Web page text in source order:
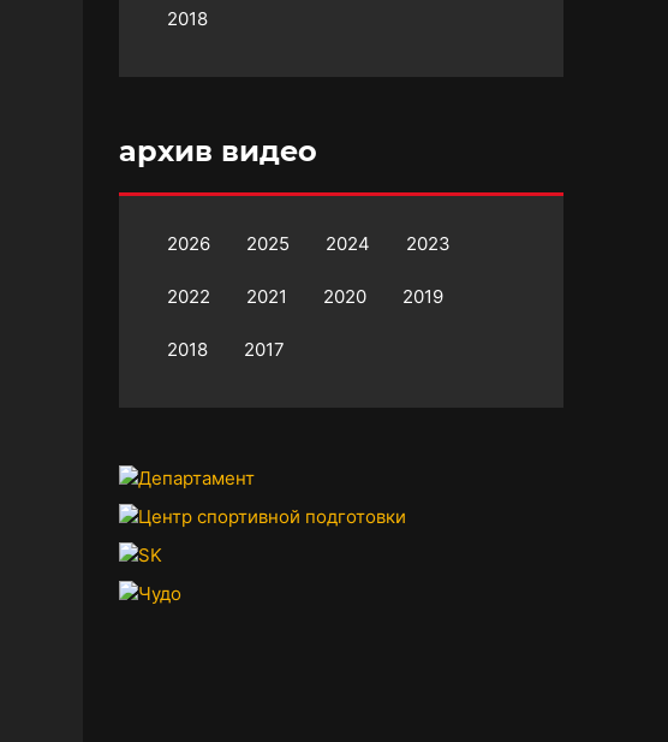
2018
архив видео
2026 2025 2024 2023
2022 2021 2020 2019
2018 2017